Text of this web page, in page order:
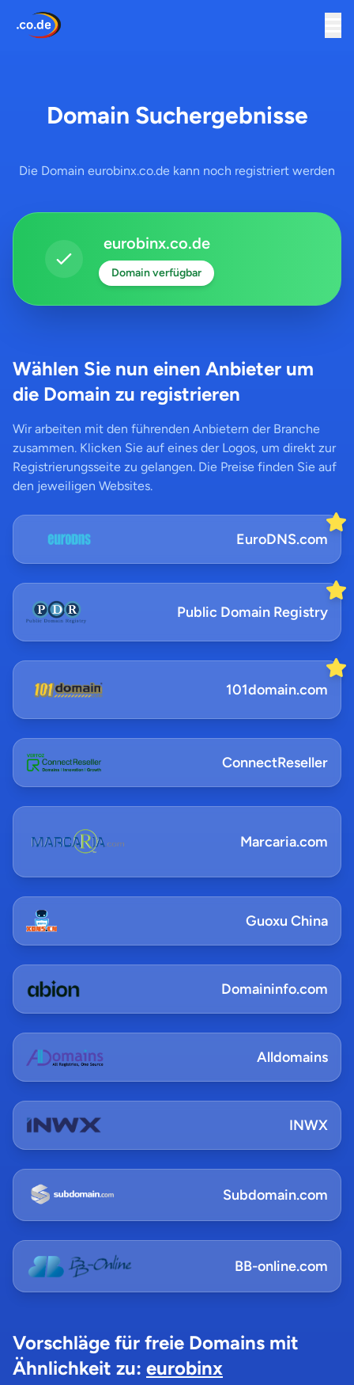
Domain Suchergebnisse
Die Domain eurobinx.co.de kann noch registriert werden
eurobinx.co.de
Domain verfügbar
Wählen Sie nun einen Anbieter um
die Domain zu registrieren
Wir arbeiten mit den führenden Anbietern der Branche
zusammen. Klicken Sie auf eines der Logos, um direkt zur
Registrierungsseite zu gelangen. Die Preise finden Sie auf
den jeweiligen Websites.
EuroDNS.com
Public Domain Registry
101domain.com
ConnectReseller
Marcaria.com
Guoxu China
Domaininfo.com
Alldomains
INWX
Subdomain.com
BB-online.com
Vorschläge für freie Domains mit
Ähnlichkeit zu: eurobinx